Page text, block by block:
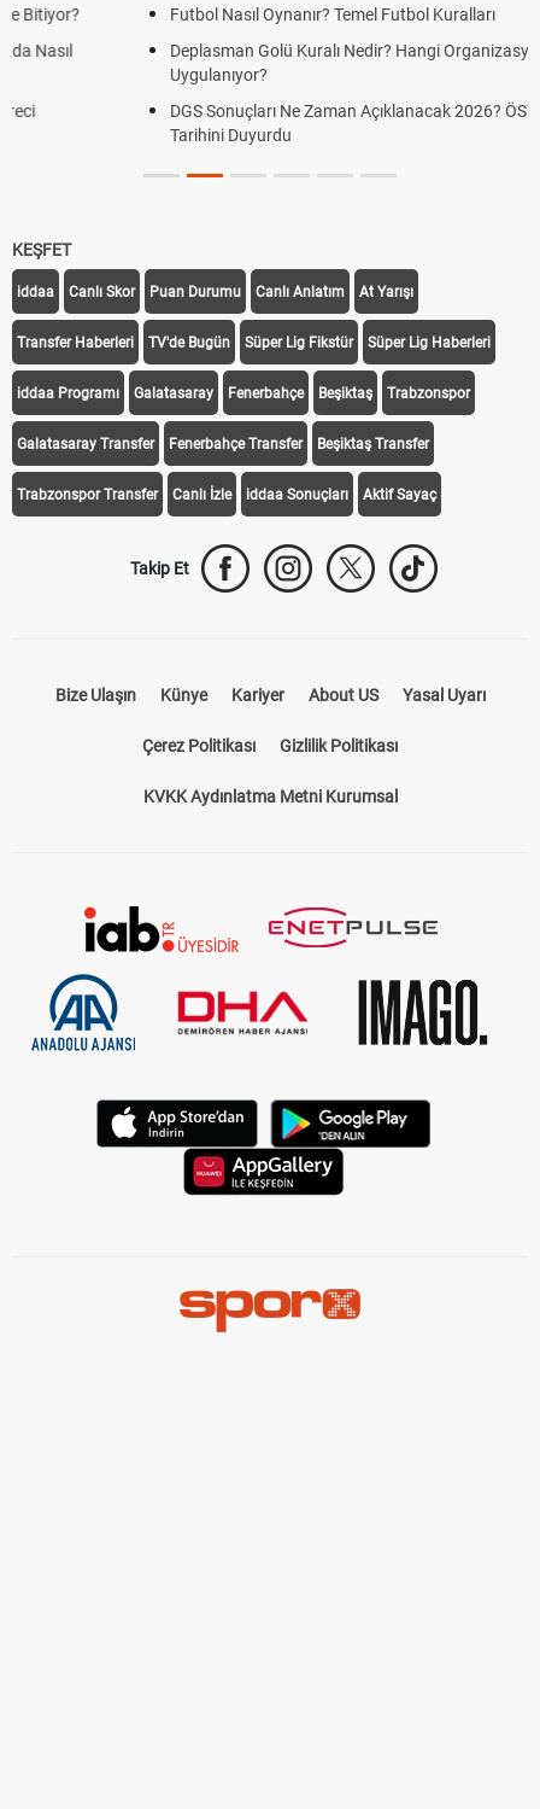
Futbol Nasıl Oynanır? Temel Futbol Kuralları
Deplasman Golü Kuralı Nedir? Hangi Organizasyonlarda
DGS Sonuçları Ne Zaman Açıklanacak 2026? ÖSYM Sonuç
Tarihini Duyurdu
KEŞFET
iddaa Canlı Skor Puan Durumu Canlı Anlatım At Yarışı
Transfer Haberleri TV'de Bugün Süper Lig Fikstür Süper Lig Haberleri
iddaa Programı Galatasaray Fenerbahçe Beşiktaş Trabzonspor
Galatasaray Transfer Fenerbahçe Transfer Beşiktaş Transfer
Trabzonspor Transfer Canlı İzle iddaa Sonuçları Aktif Sayaç
Takip Et
Bize Ulaşın Künye Kariyer About US Yasal Uyarı
Çerez Politikası Gizlilik Politikası
KVKK Aydınlatma Metni Kurumsal